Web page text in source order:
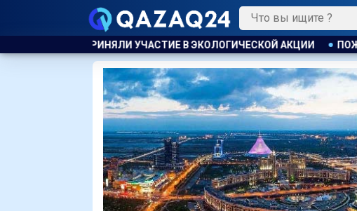
В ЭКОЛОГИЧЕСКОЙ АКЦИИ ПОЖАР НА ХИМЗАВОДЕ ПРОИЗОШЁЛ